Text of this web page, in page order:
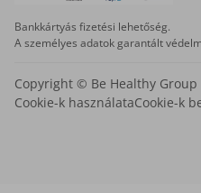
Bankkártyás fizetési lehetőség.
A személyes adatok garantált
Copyright © Be Healthy Group
Cookie-k használataCookie-k